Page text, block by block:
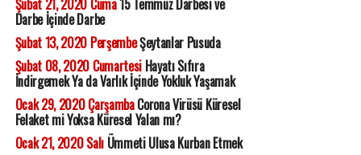
Şubat 21, 2020 Cuma15 Temmuz Darbesi ve
Darbe İçinde Darbe
Şubat 13, 2020 PerşembeŞeytanlar Pusuda
Şubat 08, 2020 CumartesiHayatı Sıfıra
İndirgemek Ya da Varlık İçinde Yokluk Yaşamak
Ocak 29, 2020 ÇarşambaCorona Virüsü Küresel
Felaket mi Yoksa Küresel Yalan mı?
Ocak 21, 2020 SalıÜmmeti Ulusa Kurban Etmek